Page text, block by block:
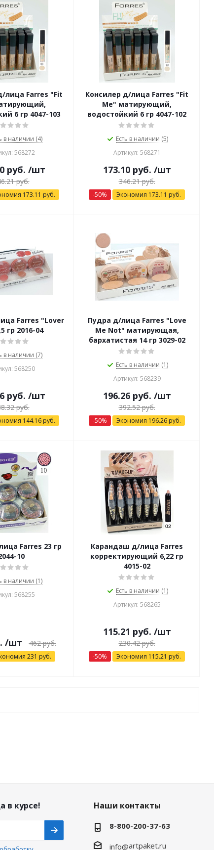
лица Farres "Fit
6 гр 4047-103
в наличии (4)
568272
руб. /шт
руб.
173.11 руб.
Консилер д/лица Farres "Fit
Me" матирующий,
водостойкий 6 гр 4047-102
Есть в наличии (5)
Артикул: 568271
173.10руб. /шт
346.21руб.
-50% Экономия 173.11 руб.
Farres "Lover
гр 2016-04
в наличии (7)
568250
руб. /шт
руб.
144.16 руб.
Пудра д/лица Farres "Love
Me Not" матирующая,
бархатистая 14 гр 3029-02
Есть в наличии (1)
Артикул: 568239
196.26руб. /шт
392.52руб.
-50% Экономия 196.26 руб.
Farres 23 гр
10
в наличии (1)
568255
/шт 462руб.
231 руб.
Карандаш д/лица Farres
корректирующий 6,22 гр
4015-02
Есть в наличии (1)
Артикул: 568265
115.21 руб. /шт
230.42руб.
-50% Экономия 115.21 руб.
в курсе! Наши контакты
8-800-200-37-63
info@artpaket.ru